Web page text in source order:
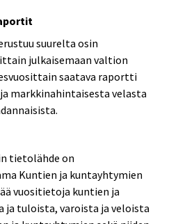
suurelta osin
julkaisemaan valtion
saatava raportti
markkinahintaisesta velasta
tietolähde on
Kuntien ja kuntayhtymien
vuositietoja kuntien ja
ja tuloista, varoista ja veloista